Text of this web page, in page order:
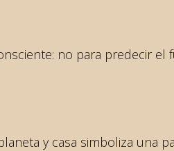
no para predecir el
y casa simboliza una